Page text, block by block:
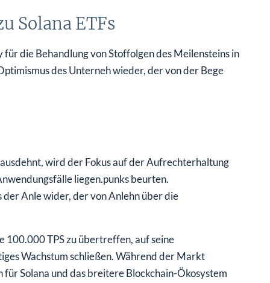
Solana ETFs
die Behandlung von Stoffolgen des Meilensteins in
des Unterneh wieder, der von der Bege
wird der Fokus auf der Aufrechterhaltung
liegen.punks beurten.
Anle wider, der von Anlehn über die
100.000 TPS zu übertreffen, auf seine
Wachstum schließen. Während der Markt
Solana und das breitere Blockchain-Ökosystem